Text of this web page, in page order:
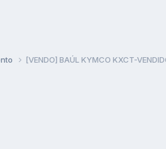
[VENDO] BAÚL KYMCO KXCT-